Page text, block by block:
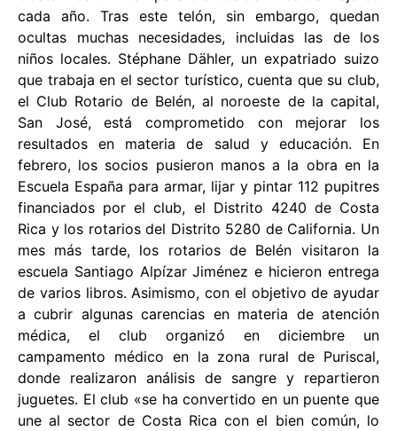
cada año. Tras este telón, sin embargo, quedan
ocultas muchas necesidades, incluidas las de los
niños locales. Stéphane Dähler, un expatriado suizo
que trabaja en el sector turístico, cuenta que su club,
el Club Rotario de Belén, al noroeste de la capital,
San José, está comprometido con mejorar los
resultados en materia de salud y educación. En
febrero, los socios pusieron manos a la obra en la
Escuela España para armar, lijar y pintar 112 pupitres
financiados por el club, el Distrito 4240 de Costa
Rica y los rotarios del Distrito 5280 de California. Un
mes más tarde, los rotarios de Belén visitaron la
escuela Santiago Alpízar Jiménez e hicieron entrega
de varios libros. Asimismo, con el objetivo de ayudar
a cubrir algunas carencias en materia de atención
médica, el club organizó en diciembre un
campamento médico en la zona rural de Puriscal,
donde realizaron análisis de sangre y repartieron
juguetes. El club «se ha convertido en un puente que
une al sector de Costa Rica con el bien común, lo